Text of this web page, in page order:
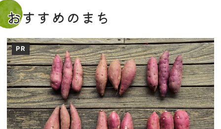
おすすめのまち
PR